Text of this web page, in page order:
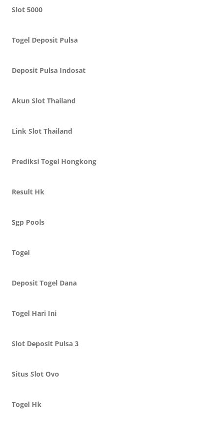
Slot 5000
Togel Deposit Pulsa
Deposit Pulsa Indosat
Akun Slot Thailand
Link Slot Thailand
Prediksi Togel Hongkong
Result Hk
Sgp Pools
Togel
Deposit Togel Dana
Togel Hari Ini
Slot Deposit Pulsa 3
Situs Slot Ovo
Togel Hk